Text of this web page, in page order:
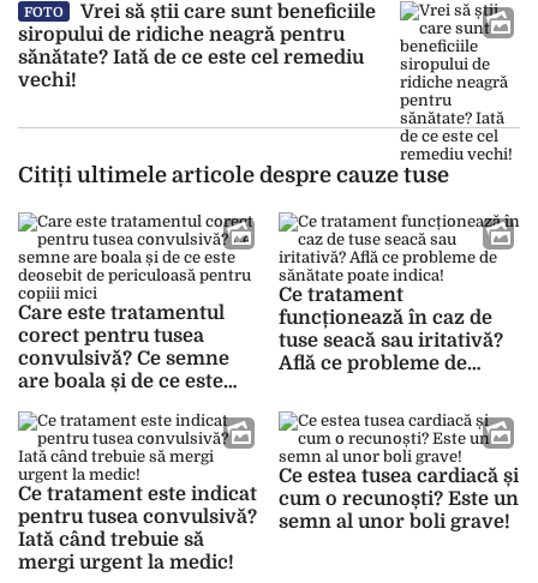
FOTO
Vrei să știi care sunt beneficiile
siropului de ridiche neagră pentru
sănătate? Iată de ce este cel remediu
vechi!
Citiți ultimele articole despre cauze tuse
Care este tratamentul
corect pentru tusea
convulsivă? Ce semne
are boala și de ce este
pentru copiii mici
Ce tratament
funcționează în caz de
tuse seacă sau iritativă?
Află ce probleme de
Ce tratament este indicat
pentru tusea convulsivă?
Iată când trebuie să
mergi urgent la medic!
Ce estea tusea cardiacă și
cum o recunoști? Este un
semn al unor boli grave!